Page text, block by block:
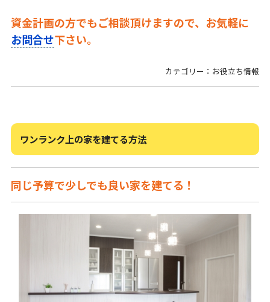
資金計画の方でもご相談頂けますので、お気軽に
お問合せ下さい。
カテゴリー：お役立ち情報
ワンランク上の家を建てる方法
同じ予算で少しでも良い家を建てる！